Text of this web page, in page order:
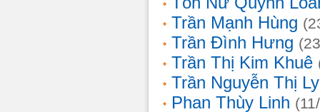
Trần Mạnh Hùng
Trần Đình Hưng
Trần Thị Kim Khuê
Trần Nguyễn Thị
Phan Thùy Linh